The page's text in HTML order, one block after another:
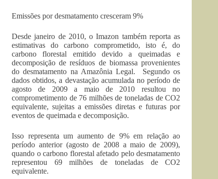
Emissões por desmatamento cresceram 9%
Desde janeiro de 2010, o Imazon também reporta as
estimativas do carbono comprometido, isto é, do
carbono florestal emitido devido a queimadas e
decomposição de resíduos de biomassa provenientes
do desmatamento na Amazônia Legal. Segundo os
dados obtidos, a devastação acumulada no período de
agosto de 2009 a maio de 2010 resultou no
comprometimento de 76 milhões de toneladas de CO2
equivalente, sujeitas a emissões diretas e futuras por
eventos de queimada e decomposição.
Isso representa um aumento de 9% em relação ao
período anterior (agosto de 2008 a maio de 2009),
quando o carbono florestal afetado pelo desmatamento
representou 69 milhões de toneladas de CO2
equivalente.